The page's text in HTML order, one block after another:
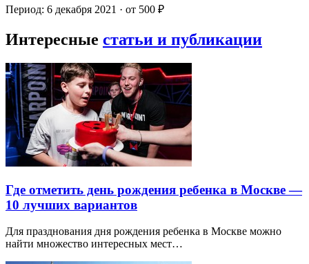
Период: 6 декабря 2021 · от 500 ₽
Интересные статьи и публикации
Где отметить день рождения ребенка в Москве —
10 лучших вариантов
Для празднования дня рождения ребенка в Москве можно
найти множество интересных мест…